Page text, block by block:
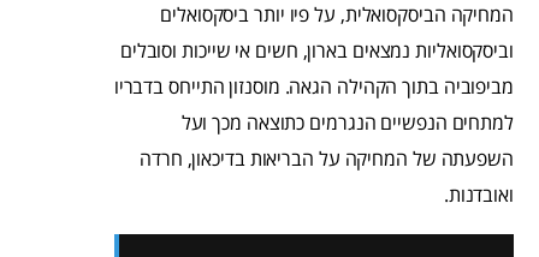
המחיקה הביסקסואלית, על פיו יותר ביסקסואלים
וביסקסואליות נמצאים בארון, חשים אי שייכות וסובלים
מביפוביה בתוך הקהילה הגאה. מוסנזון התייחס בדבריו
למתחים הנפשיים הנגרמים כתוצאה מכך ועל
השפעתה של המחיקה על הבריאות בדיכאון, חרדה
ואובדנות.